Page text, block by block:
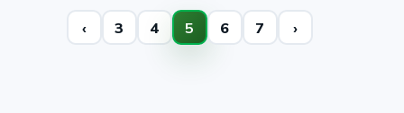
‹ 3 4 5 6 7 ›